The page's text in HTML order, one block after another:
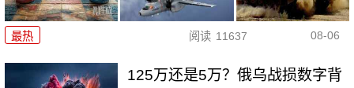
最热 阅读 11637 08-06
125万还是5万？俄乌战损数字背